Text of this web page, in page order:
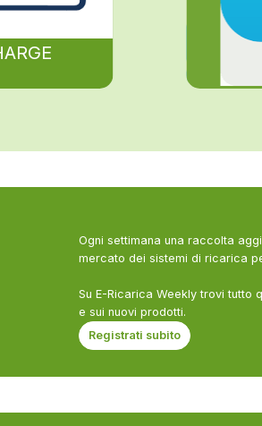
Ogni settimana una raccolta
mercato dei sistemi di ricarica
Su E-Ricarica Weekly trovi tutto
e sui nuovi prodotti.
Registrati subito